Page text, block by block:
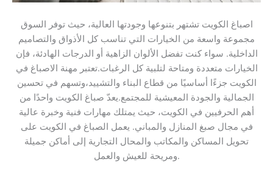
اصباغ الكويت تشتهر بتنوعها وجودتها العالية، حيث توفر السوق
مجموعة واسعة من الخيارات التي تناسب كل الأذواق والتصاميم
الداخلية. سواء كنت تفضل الألوان الزاهية أو الدرجات الهادئة، فإن
الخيارات متعددة ومتاحة لتلبية كل الرغبات.تعتبر مهنة الاصباغ في
الكويت جزءًا أساسيًا من قطاع البناء والتشييد،وتسهم في تحسين
الجمالية والجودة المعيشية للمجتمع.يعدّ صباغ الكويت واحدًا من
أهم الحرفيين في الكويت، حيث يمتلك مهارات فنية وخبرة عالية
في مجال صبغ المنازل والمباني. يعمل الصباغ في الكويت على
تحويل المساكن والمكاتب والمحال التجارية إلى أماكن جميلة
ومريحة للعيش والعمل.